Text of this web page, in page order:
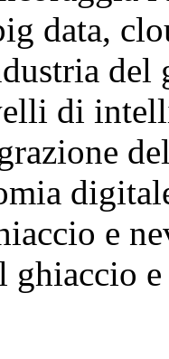
data,
del
di
e